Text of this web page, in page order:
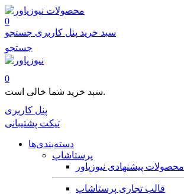
محصولات
0
سبد خرید پنل کاربری جستجو
جستجو
0
سبد خرید شما خالی است.
پنل کاربری
تیکت پشتیبانی
دسته‌بندی‌ها
پرستاشاپ
محصولات پیشنهادی نیوزپاور
قالب تجاری پرستاشاپ